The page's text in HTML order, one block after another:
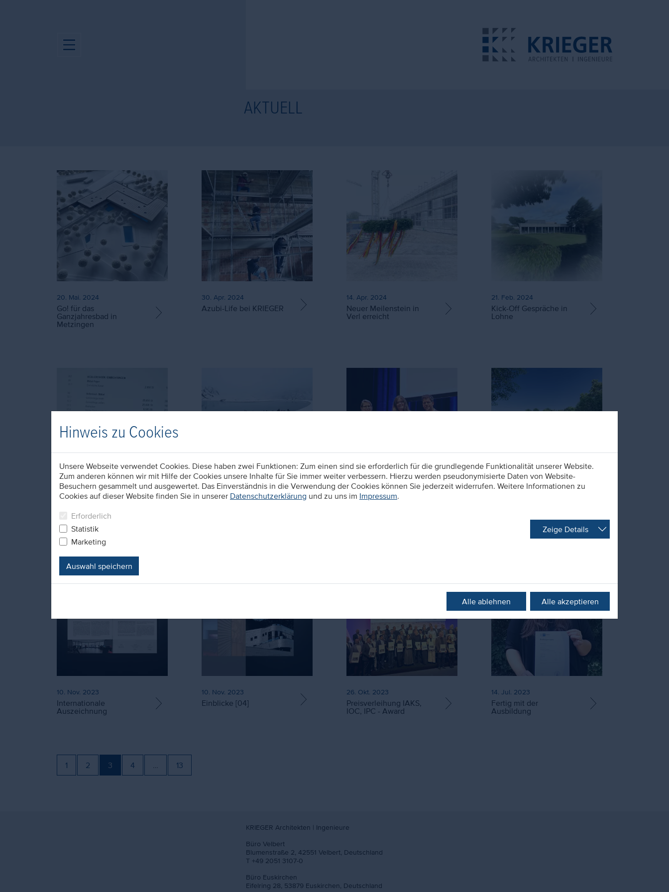
AKTUELL
20. Mai. 2024
Go! für das
Ganzjahresbad in
Metzingen
30. Apr. 2024
Azubi-Life bei KRIEGER
14. Apr. 2024
Neuer Meilenstein in
Verl erreicht
21. Feb. 2024
Kick-Off Gespräche in
Lohne
1. Feb. 2024
Allrounder (m/w/d)
Velbert
21. Dez. 2023 13. Dez. 2023
10. Nov. 2023
Internationale
Auszeichnung
10. Nov. 2023
Einblicke [04]
26. Okt. 2023
Preisverleihung IAKS,
IOC, IPC - Award
14. Jul. 2023
Fertig mit der
Ausbildung
1 2 3 4 13
KRIEGER Architekten | Ingenieure
Büro Velbert
Blumenstraße 2, 42551 Velbert, Deutschland
T +49 2051 3107-0
Büro Euskirchen
Eifelring 28, 53879 Euskirchen, Deutschland
Hinweis zu Cookies
Unsere Webseite verwendet Cookies. Diese haben zwei Funktionen: Zum einen sind sie erforderlich für die grundlegende Funktionalität unserer Website.
Zum anderen können wir mit Hilfe der Cookies unsere Inhalte für Sie immer weiter verbessern. Hierzu werden pseudonymisierte Daten von Website-
Besuchern gesammelt und ausgewertet. Das Einverständnis in die Verwendung der Cookies können Sie jederzeit widerrufen. Weitere Informationen zu
Cookies auf dieser Website finden Sie in unserer Datenschutzerklärung und zu uns im Impressum.
Erforderlich
Statistik
Marketing
Zeige Details
Auswahl speichern
Alle ablehnen Alle akzeptieren